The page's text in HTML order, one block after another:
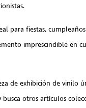
para fiestas,
imprescindible en
de exhibición de vinilo
otros artículos